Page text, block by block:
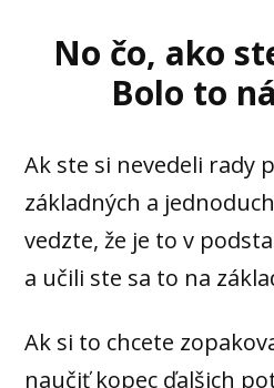
No čo, ako
Bolo to
Ak ste si nevedeli rady
základných a
vedzte, že je to v
a učili ste sa to na
Ak si to chcete
naučiť kopec ďalšich